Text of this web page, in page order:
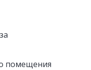
помещения